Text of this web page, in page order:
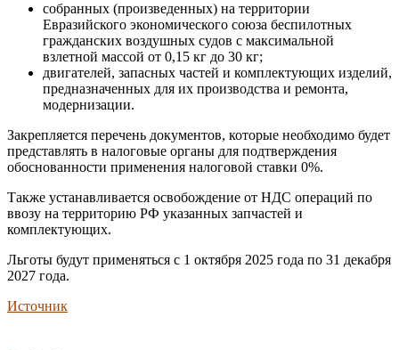
собранных (произведенных) на территории
Евразийского экономического союза беспилотных
гражданских воздушных судов с максимальной
взлетной массой от 0,15 кг до 30 кг;
двигателей, запасных частей и комплектующих изделий,
предназначенных для их производства и ремонта,
модернизации.
Закрепляется перечень документов, которые необходимо будет
представлять в налоговые органы для подтверждения
обоснованности применения налоговой ставки 0%.
Также устанавливается освобождение от НДС операций по
ввозу на территорию РФ указанных запчастей и
комплектующих.
Льготы будут применяться с 1 октября 2025 года по 31 декабря
2027 года.
Источник